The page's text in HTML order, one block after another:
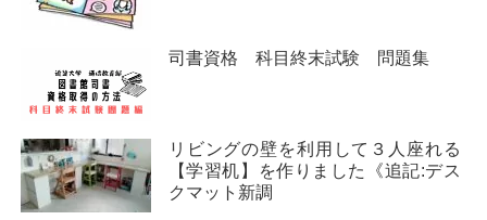
司書資格 科目終末試験 問題集
リビングの壁を利用して３人座れる
【学習机】を作りました《追記:デス
クマット新調